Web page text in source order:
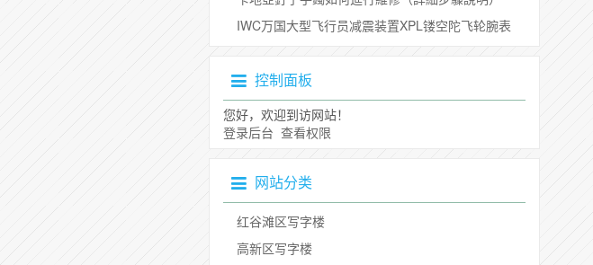
IWC万国大型飞行员减震装置XPL镂空陀飞轮腕表
控制面板
您好，欢迎到访网站！
登录后台 查看权限
网站分类
红谷滩区写字楼
高新区写字楼